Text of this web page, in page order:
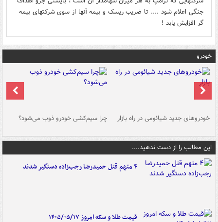
جنگی اعلام شود .... تا ضریب ریسک و بیمه آنها از سوی شرکتهای بیمه
گر افزایش یابد !
خودرو
خودروهای جدید شیائومی در راه بازار چرا سیم‌کشی خودرو ذوب می‌شود؟
این مطالب را از دست ندهید....
۴ متهم قتل حمیدرضا رجب‌زاده دستگیر شدند
قیمت طلا و سکه امروز ۱۴۰۵/۰۵/۱۷